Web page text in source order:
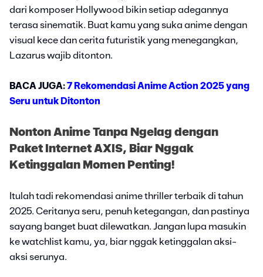
dari komposer Hollywood bikin setiap adegannya
terasa sinematik. Buat kamu yang suka anime dengan
visual kece dan cerita futuristik yang menegangkan,
Lazarus wajib ditonton.
BACA JUGA:7 Rekomendasi Anime Action 2025 yang
Seru untuk Ditonton
Nonton Anime Tanpa Ngelag dengan
Paket Internet AXIS, Biar Nggak
Ketinggalan Momen Penting!
Itulah tadi rekomendasi anime thriller terbaik di tahun
2025. Ceritanya seru, penuh ketegangan, dan pastinya
sayang banget buat dilewatkan. Jangan lupa masukin
ke watchlist kamu, ya, biar nggak ketinggalan aksi-
aksi serunya.